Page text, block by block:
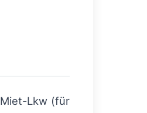
Miet-Lkw (für